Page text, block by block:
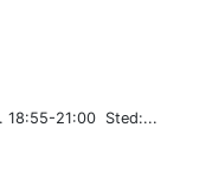
18:55-21:00 Sted:...